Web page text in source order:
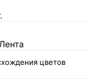
цветов